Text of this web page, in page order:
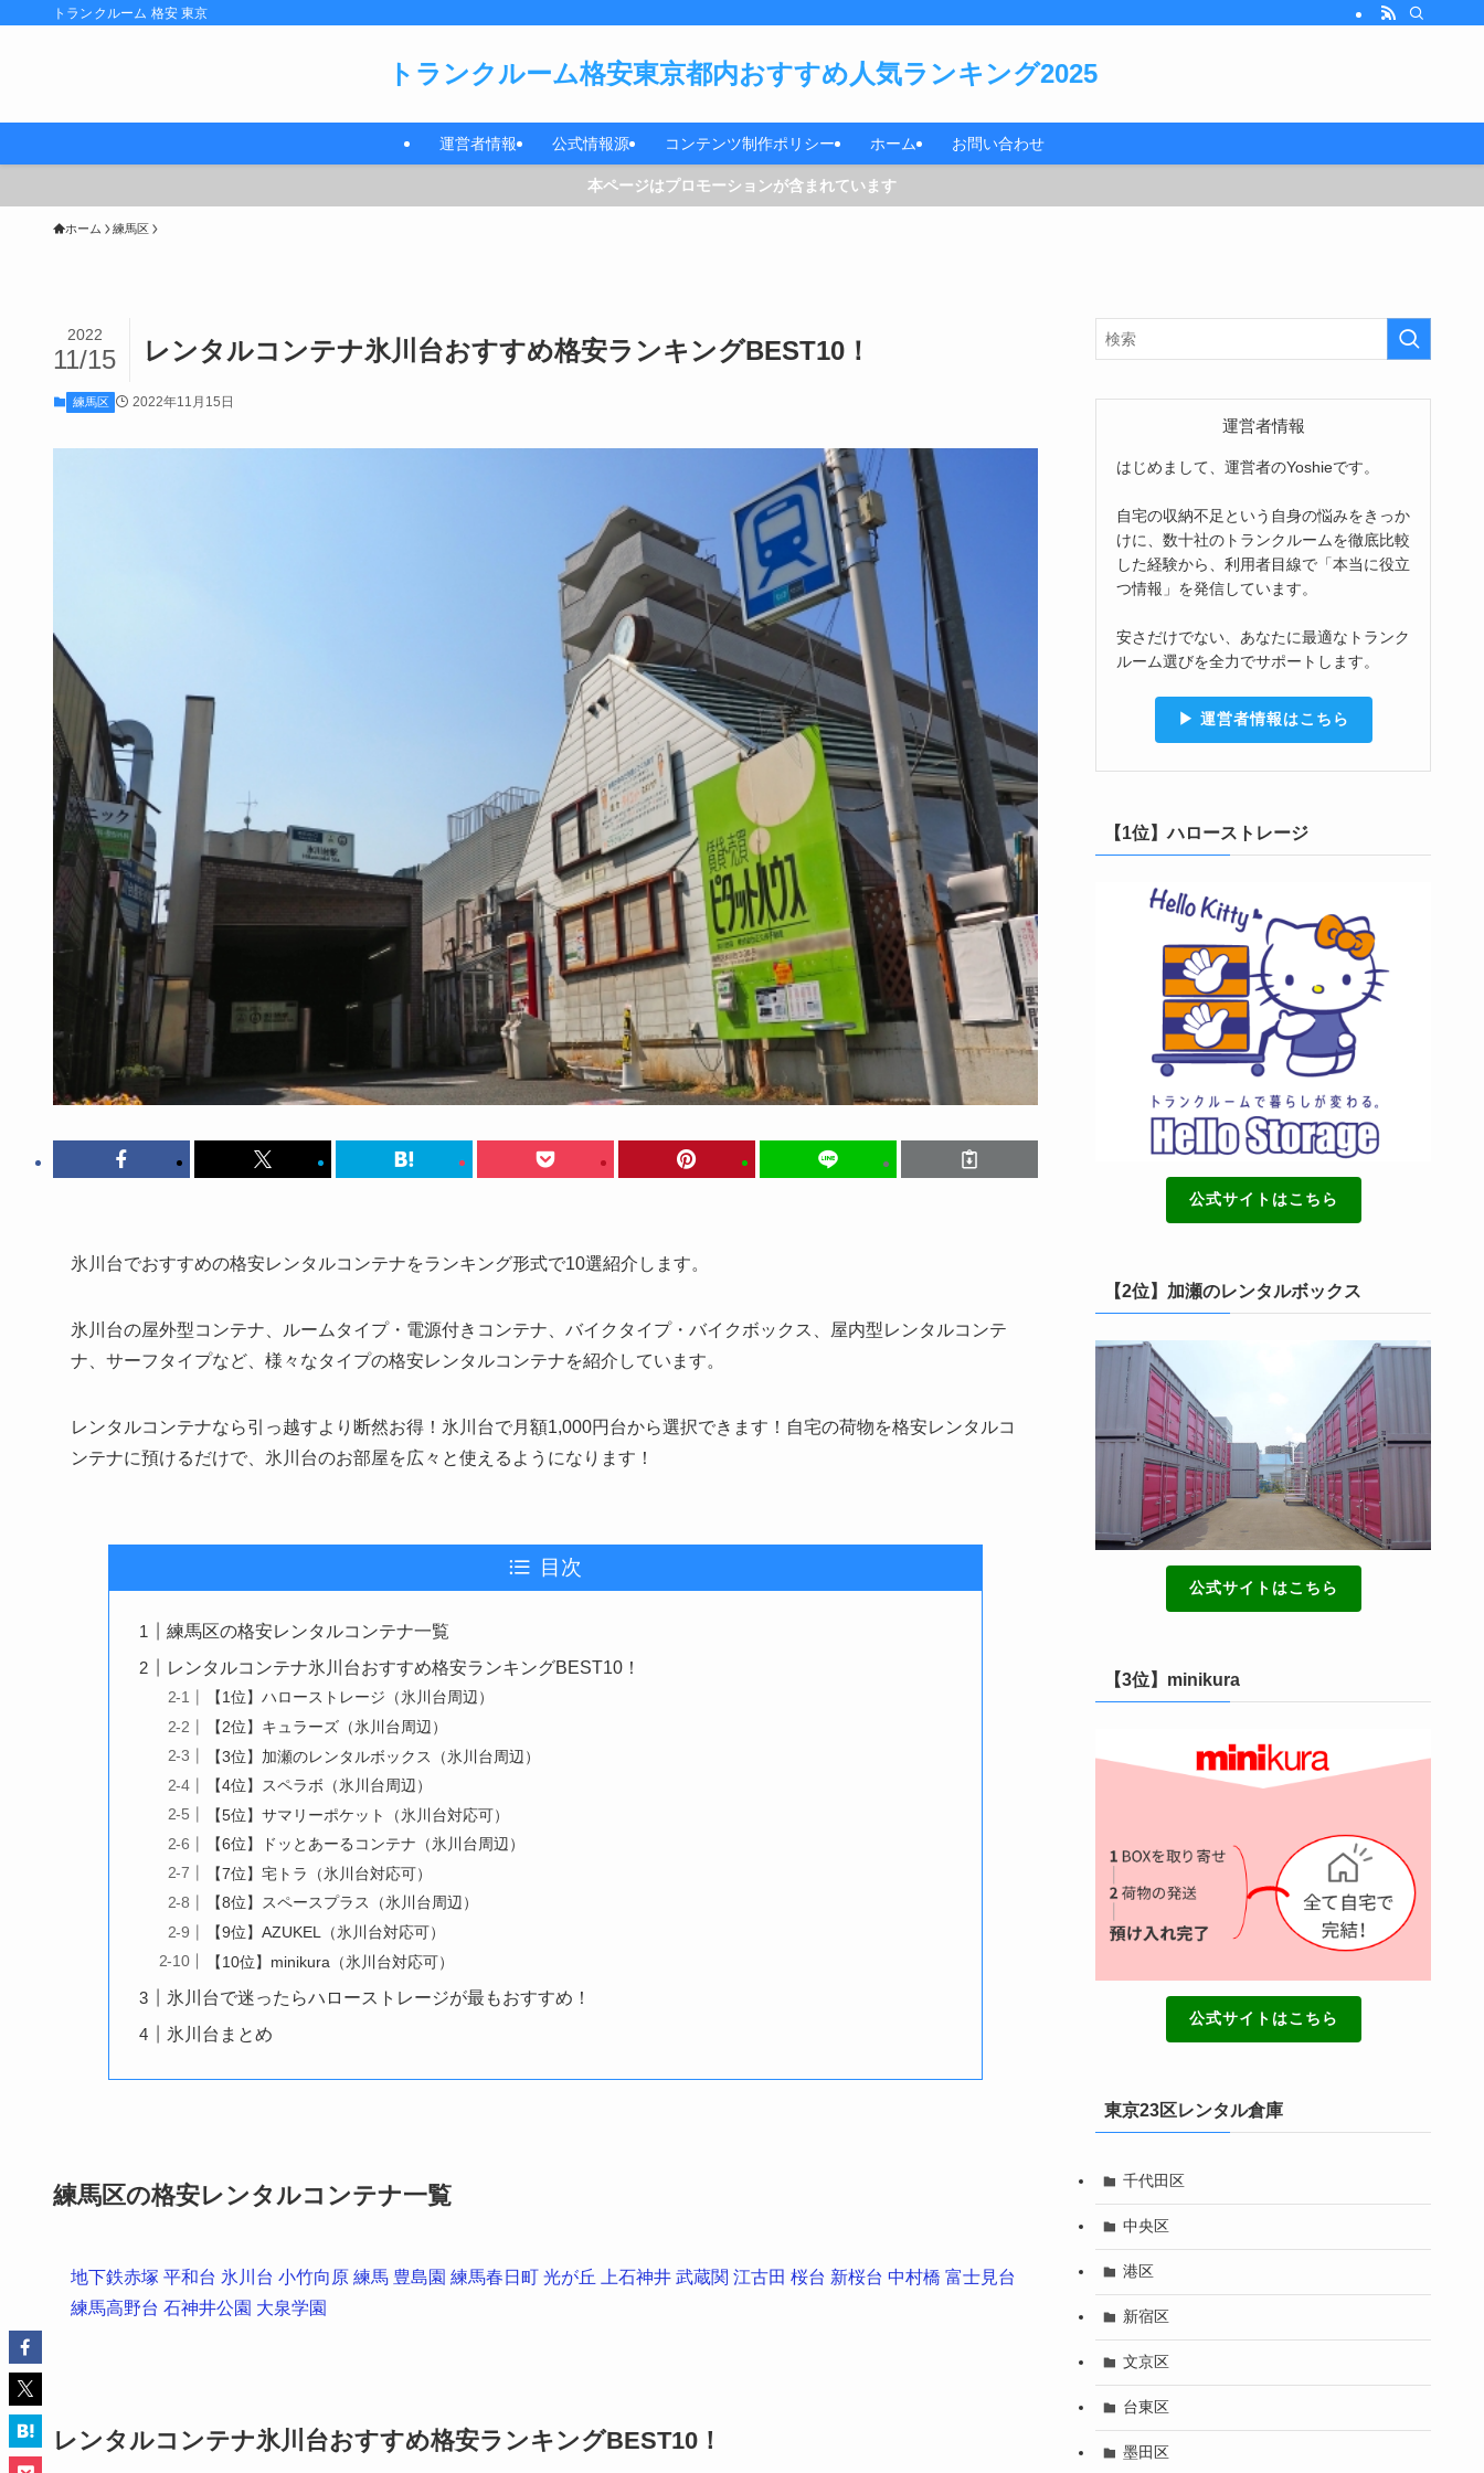
トランクルーム 格安 東京
トランクルーム格安東京都内おすすめ人気ランキング2025
運営者情報 公式情報源 コンテンツ制作ポリシー ホーム お問い合わせ
本ページはプロモーションが含まれています
ホーム 練馬区
レンタルコンテナ氷川台おすすめ格安ランキングBEST10！
2022
11/15
練馬区 2022年11月15日
氷川台でおすすめの格安レンタルコンテナをランキング形式で10選紹介します。
氷川台の屋外型コンテナ、ルームタイプ・電源付きコンテナ、バイクタイプ・バイクボックス、屋内型レンタルコンテ
ナ、サーフタイプなど、様々なタイプの格安レンタルコンテナを紹介しています。
レンタルコンテナなら引っ越すより断然お得！氷川台で月額1,000円台から選択できます！自宅の荷物を格安レンタルコ
ンテナに預けるだけで、氷川台のお部屋を広々と使えるようになります！
目次
練馬区の格安レンタルコンテナ一覧
レンタルコンテナ氷川台おすすめ格安ランキングBEST10！
【1位】ハローストレージ（氷川台周辺）
【2位】キュラーズ（氷川台周辺）
【3位】加瀬のレンタルボックス（氷川台周辺）
【4位】スペラボ（氷川台周辺）
【5位】サマリーポケット（氷川台対応可）
【6位】ドッとあーるコンテナ（氷川台周辺）
【7位】宅トラ（氷川台対応可）
【8位】スペースプラス（氷川台周辺）
【9位】AZUKEL（氷川台対応可）
【10位】minikura（氷川台対応可）
氷川台で迷ったらハローストレージが最もおすすめ！
氷川台まとめ
練馬区の格安レンタルコンテナ一覧
地下鉄赤塚 平和台 氷川台 小竹向原 練馬 豊島園 練馬春日町 光が丘 上石神井 武蔵関 江古田 桜台 新桜台 中村橋 富士見台
練馬高野台 石神井公園 大泉学園
レンタルコンテナ氷川台おすすめ格安ランキングBEST10！
運営者情報
はじめまして、運営者のYoshieです。
自宅の収納不足という自身の悩みをきっか
けに、数十社のトランクルームを徹底比較
した経験から、利用者目線で「本当に役立
つ情報」を発信しています。
安さだけでない、あなたに最適なトランク
ルーム選びを全力でサポートします。
▶︎ 運営者情報はこちら
【1位】ハローストレージ
公式サイトはこちら
【2位】加瀬のレンタルボックス
公式サイトはこちら
【3位】minikura
公式サイトはこちら
東京23区レンタル倉庫
千代田区
中央区
港区
新宿区
文京区
台東区
墨田区